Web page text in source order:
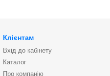
Клієнтам
Вхід до кабінету
Каталог
Про компанію